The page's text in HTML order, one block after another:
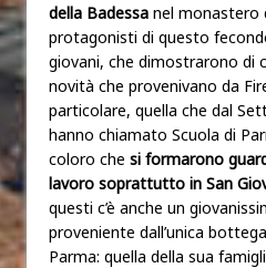
della Badessa nel monastero
protagonisti di questo
giovani, che dimostrarono di
novità che provenivano da
particolare, quella che dal
hanno chiamato Scuola di
coloro che si formarono
lavoro soprattutto in San
questi c’è anche un
proveniente dall’unica
Parma: quella della sua